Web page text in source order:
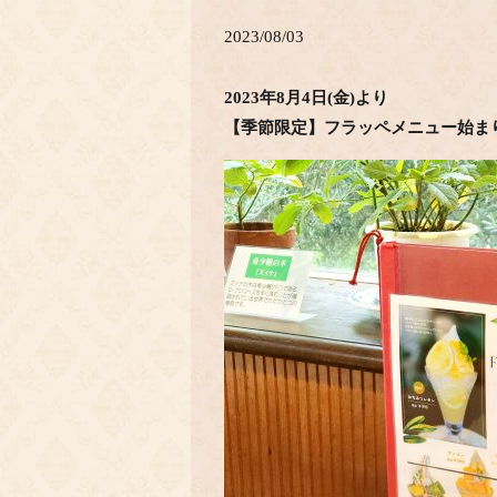
2023/08/03
2023年8月4日(金)より
【季節限定】フラッペメニュー始ま